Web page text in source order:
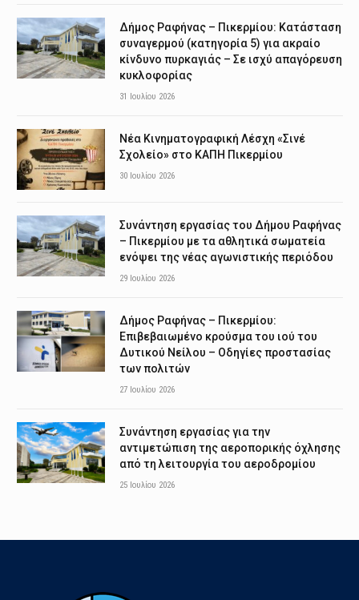
Δήμος Ραφήνας – Πικερμίου: Κατάσταση
συναγερμού (κατηγορία 5) για ακραίο
κίνδυνο πυρκαγιάς – Σε ισχύ απαγόρευση
κυκλοφορίας
31 Ιουλίου 2026
Νέα Κινηματογραφική Λέσχη «Σινέ
Σχολείο» στο ΚΑΠΗ Πικερμίου
30 Ιουλίου 2026
Συνάντηση εργασίας του Δήμου Ραφήνας
– Πικερμίου με τα αθλητικά σωματεία
ενόψει της νέας αγωνιστικής περιόδου
29 Ιουλίου 2026
Δήμος Ραφήνας – Πικερμίου:
Επιβεβαιωμένο κρούσμα του ιού του
Δυτικού Νείλου – Οδηγίες προστασίας
των πολιτών
27 Ιουλίου 2026
Συνάντηση εργασίας για την
αντιμετώπιση της αεροπορικής όχλησης
από τη λειτουργία του αεροδρομίου
25 Ιουλίου 2026